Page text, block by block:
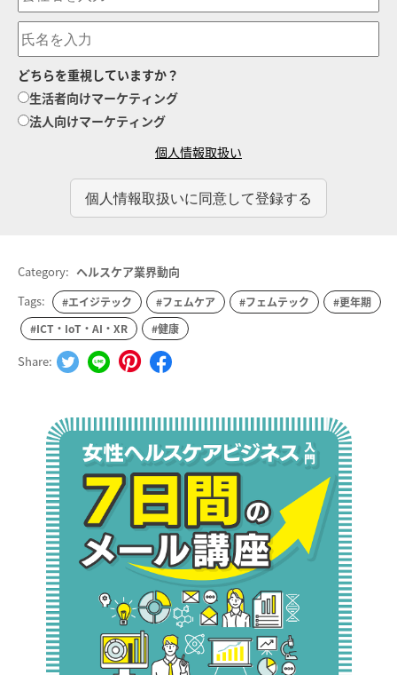
どちらを重視していますか？
生活者向けマーケティング
法人向けマーケティング
個人情報取扱い
Category: ヘルスケア業界動向
Tags:
#エイジテック #フェムケア #フェムテック
#更年期
#ICT・IoT・AI・XR
#健康
Share: